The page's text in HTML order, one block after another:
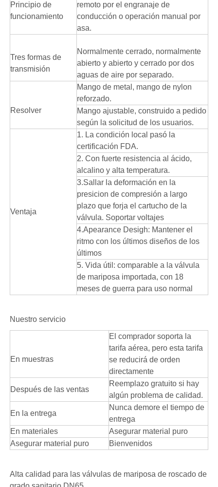
Principio de
funcionamiento
remoto por el engranaje de
conducción o operación manual por
asa.
Tres formas de
transmisión
Normalmente cerrado, normalmente
abierto y abierto y cerrado por dos
aguas de aire por separado.
Resolver
Mango de metal, mango de nylon
reforzado.
Mango ajustable, construido a pedido
según la solicitud de los usuarios.
Ventaja
1. La condición local pasó la
certificación FDA.
2. Con fuerte resistencia al ácido,
alcalino y alta temperatura.
3.Sallar la deformación en la
presicion de compresión a largo
plazo que forja el cartucho de la
válvula. Soportar voltajes
4.Apearance Desigh: Mantener el
ritmo con los últimos diseños de los
últimos
5. Vida útil: comparable a la válvula
de mariposa importada, con 18
meses de guerra para uso normal
Nuestro servicio
En muestras
El comprador soporta la
tarifa aérea, pero esta tarifa
se reducirá de orden
directamente
Después de las ventas
Reemplazo gratuito si hay
algún problema de calidad.
En la entrega
Nunca demore el tiempo de
entrega
En materiales
Asegurar material puro
Asegurar material puro
Bienvenidos
Alta calidad para las válvulas de mariposa de roscado de